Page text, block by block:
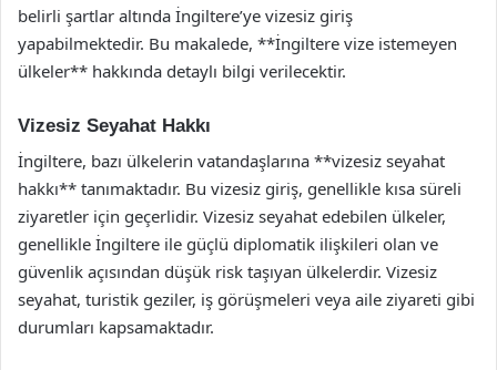
belirli şartlar altında İngiltere’ye vizesiz giriş
yapabilmektedir. Bu makalede, **İngiltere vize istemeyen
ülkeler** hakkında detaylı bilgi verilecektir.
Vizesiz Seyahat Hakkı
İngiltere, bazı ülkelerin vatandaşlarına **vizesiz seyahat
hakkı** tanımaktadır. Bu vizesiz giriş, genellikle kısa süreli
ziyaretler için geçerlidir. Vizesiz seyahat edebilen ülkeler,
genellikle İngiltere ile güçlü diplomatik ilişkileri olan ve
güvenlik açısından düşük risk taşıyan ülkelerdir. Vizesiz
seyahat, turistik geziler, iş görüşmeleri veya aile ziyareti gibi
durumları kapsamaktadır.